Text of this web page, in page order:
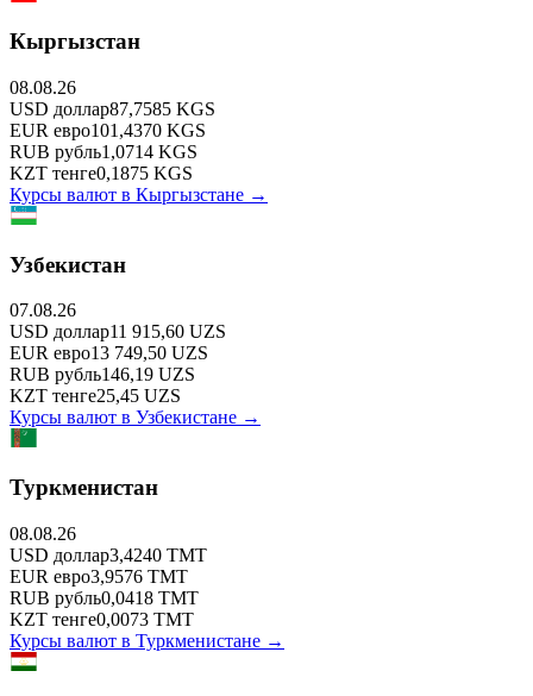
Кыргызстан
08.08.26
USD доллар87,7585 KGS
EUR евро101,4370 KGS
RUB рубль1,0714 KGS
KZT тенге0,1875 KGS
Курсы валют в Кыргызстане →
Узбекистан
07.08.26
USD доллар11 915,60 UZS
EUR евро13 749,50 UZS
RUB рубль146,19 UZS
KZT тенге25,45 UZS
Курсы валют в Узбекистане →
Туркменистан
08.08.26
USD доллар3,4240 TMT
EUR евро3,9576 TMT
RUB рубль0,0418 TMT
KZT тенге0,0073 TMT
Курсы валют в Туркменистане →